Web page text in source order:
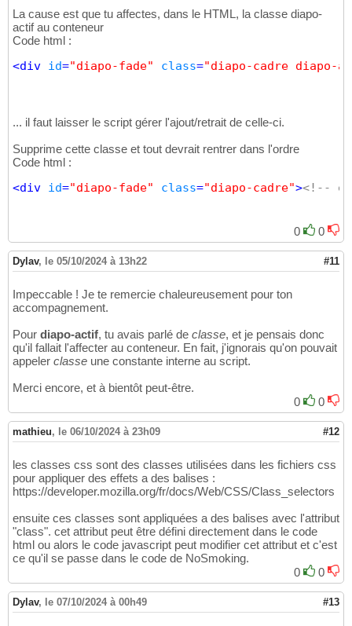
La cause est que tu affectes, dans le HTML, la classe diapo-
actif au conteneur
Code html :
<div id="diapo-fade" class="diapo-cadre diapo-
... il faut laisser le script gérer l'ajout/retrait de celle-ci.
Supprime cette classe et tout devrait rentrer dans l'ordre
Code html :
<div id="diapo-fade" class="diapo-cadre"><!--
0 0
Dylav, le 05/10/2024 à 13h22 #11
Impeccable ! Je te remercie chaleureusement pour ton
accompagnement.
Pour diapo-actif, tu avais parlé de classe, et je pensais donc
qu'il fallait l'affecter au conteneur. En fait, j'ignorais qu'on pouvait
appeler classe une constante interne au script.
Merci encore, et à bientôt peut-être.
0
0
mathieu, le 06/10/2024 à 23h09 #12
les classes css sont des classes utilisées dans les fichiers css
pour appliquer des effets a des balises :
https://developer.mozilla.org/fr/docs/Web/CSS/Class_selectors
ensuite ces classes sont appliquées a des balises avec l'attribut
"class". cet attribut peut être défini directement dans le code
html ou alors le code javascript peut modifier cet attribut et c'est
ce qu'il se passe dans le code de NoSmoking.
0
0
Dylav, le 07/10/2024 à 00h49 #13